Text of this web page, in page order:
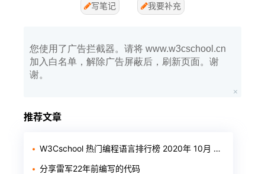
写笔记 我要补充
您使用了广告拦截器。请将 www.w3cschool.cn
加入白名单，解除广告屏蔽后，刷新页面。谢
谢。
推荐文章
W3Cschool 热门编程语言排行榜 2020年 10月 TOP10
分享雷军22年前编写的代码